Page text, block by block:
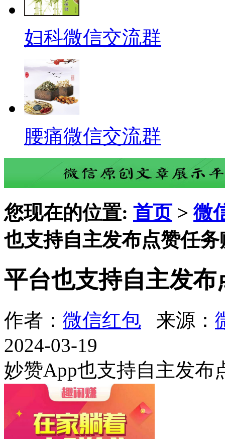
妇科微信交流群
腰痛微信交流群
您现在的位置: 首页 >微
也支持自主发布点赞任务
平台也支持自主发
作者： 微信红包 来源：
2024-03-19
妙赞App也支持自主发布